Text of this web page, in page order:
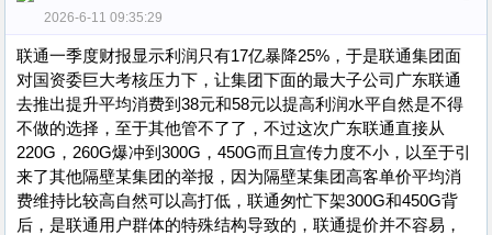
2026-6-11 09:35:29
联通一季度财报显示利润只有17亿暴降25%，于是联通集团面
对国资委巨大考核压力下，让集团下面的最大子公司广东联通
去推出提升平均消费到38元和58元以提高利润水平自然是不得
不做的选择，至于其他管不了了，不过这次广东联通直接从
220G，260G爆冲到300G，450G而且宣传力度不小，以至于引
来了其他隔壁某集团的举报，因为隔壁某集团高客单价平均消
费维持比较高自然可以高打低，联通匆忙下架300G和450G背
后，是联通用户群体的特殊结构导致的，联通提价并不容易，